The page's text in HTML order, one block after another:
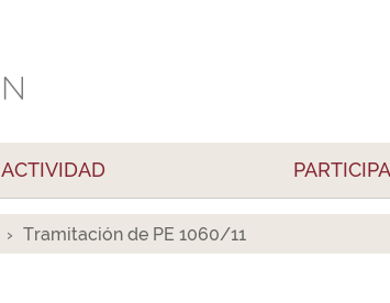
ACTIVIDAD PARTICIPA
Tramitación de PE 1060/11